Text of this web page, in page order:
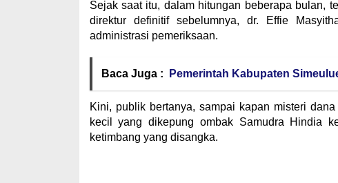
Sejak saat itu, dalam hitungan beberapa bulan,
direktur definitif sebelumnya, dr. Effie
administrasi pemeriksaan.
Baca Juga : Pemerintah Kabupaten
Kini, publik bertanya, sampai kapan misteri
kecil yang dikepung ombak Samudra Hindia
ketimbang yang disangka.